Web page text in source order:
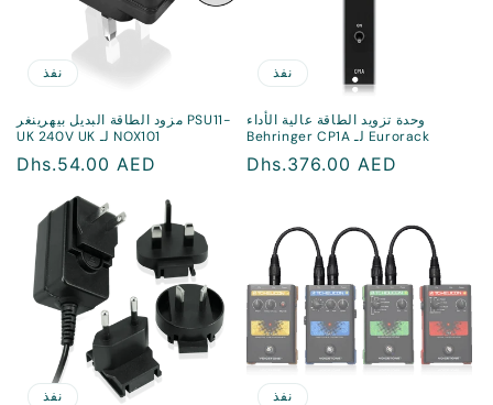
نفذ
مزود الطاقة البديل بيهرينغر PSU11-
UK 240V UK لـ NOX101
سعر
Dhs.54.00 AED
نفذ
وحدة تزويد الطاقة عالية الأداء
Behringer CP1A لـ Eurorack
سعر
Dhs.376.00 AED
نفذ نفذ